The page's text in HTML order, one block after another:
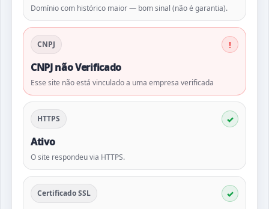
Domínio com histórico maior — bom sinal (não é garantia).
CNPJ
CNPJ não Verificado
Esse site não está vinculado a uma empresa verificada
HTTPS
Ativo
O site respondeu via HTTPS.
Certificado SSL